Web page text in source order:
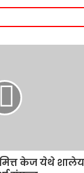
केज येथे शालेय